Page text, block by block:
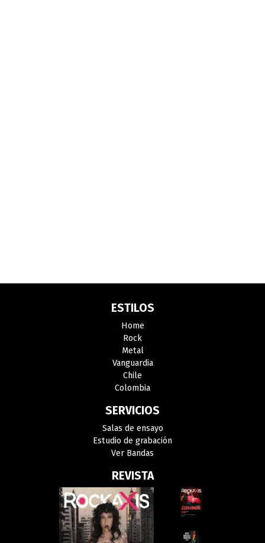
ESTILOS
Home
Rock
Metal
Vanguardia
Chile
Colombia
SERVICIOS
Salas de ensayo
Estudio de grabación
Ver Bandas
REVISTA